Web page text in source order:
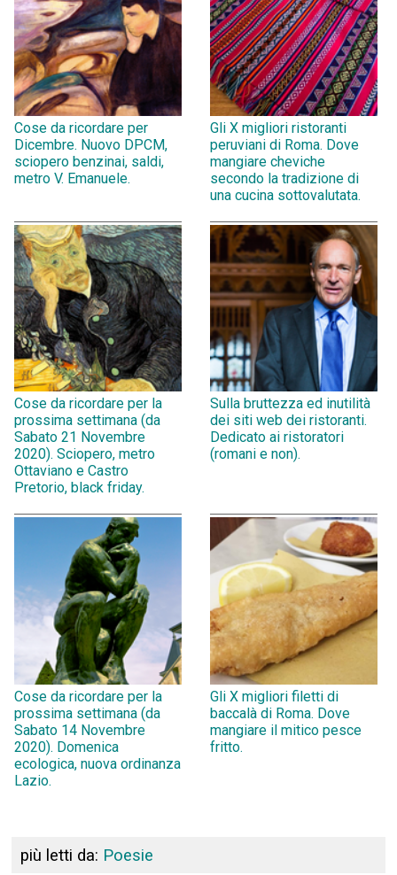
Cose da ricordare per
Dicembre. Nuovo DPCM,
sciopero benzinai, saldi,
metro V. Emanuele.
Gli X migliori ristoranti
peruviani di Roma. Dove
mangiare cheviche
secondo la tradizione di
una cucina sottovalutata.
Cose da ricordare per la
prossima settimana (da
Sabato 21 Novembre
2020). Sciopero, metro
Ottaviano e Castro
Pretorio, black friday.
Sulla bruttezza ed inutilità
dei siti web dei ristoranti.
Dedicato ai ristoratori
(romani e non).
Cose da ricordare per la
prossima settimana (da
Sabato 14 Novembre
2020). Domenica
ecologica, nuova ordinanza
Lazio.
Gli X migliori filetti di
baccalà di Roma. Dove
mangiare il mitico pesce
fritto.
più letti da: Poesie